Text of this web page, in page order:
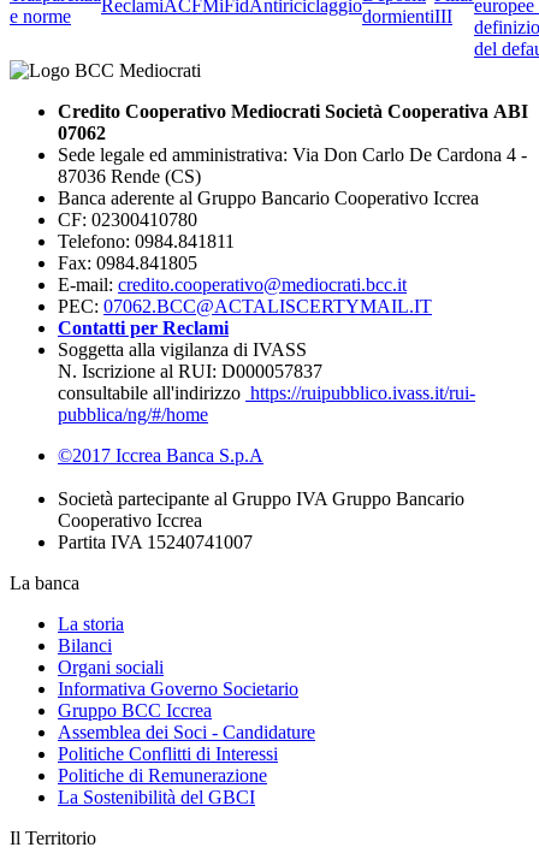
e norme
ReclamiACFMiFidAntiriciclaggio
dormientiIII
del
Credito Cooperativo Mediocrati Società Cooperativa ABI
07062
Sede legale ed amministrativa: Via Don Carlo De Cardona 4 -
87036 Rende (CS)
Banca aderente al Gruppo Bancario Cooperativo Iccrea
CF: 02300410780
Telefono: 0984.841811
Fax: 0984.841805
E-mail: credito.cooperativo@mediocrati.bcc.it
PEC: 07062.BCC@ACTALISCERTYMAIL.IT
Contatti per Reclami
Soggetta alla vigilanza di IVASS
N. Iscrizione al RUI: D000057837
consultabile all'indirizzo https://ruipubblico.ivass.it/rui-
pubblica/ng/#/home
©2017 Iccrea Banca S.p.A
Società partecipante al Gruppo IVA Gruppo Bancario
Cooperativo Iccrea
Partita IVA 15240741007
La banca
La storia
Bilanci
Organi sociali
Informativa Governo Societario
Gruppo BCC Iccrea
Assemblea dei Soci - Candidature
Politiche Conflitti di Interessi
Politiche di Remunerazione
La Sostenibilità del GBCI
Il Territorio